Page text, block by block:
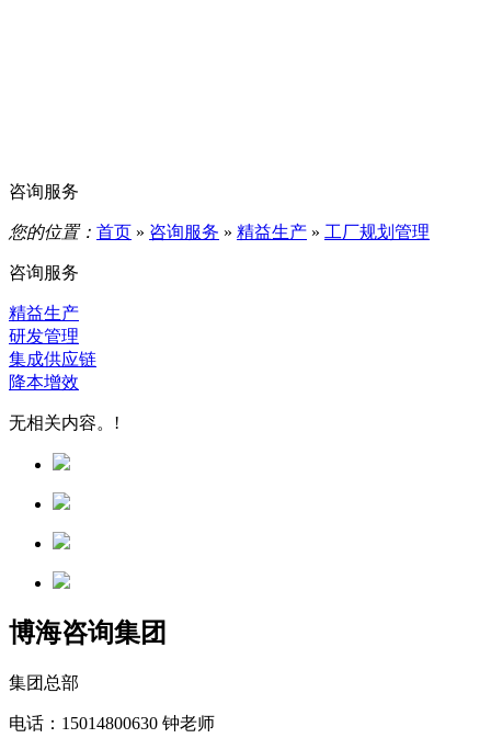
咨询服务
您的位置： 首页 » 咨询服务 » 精益生产 » 工厂规划管理
咨询服务
精益生产
研发管理
集成供应链
降本增效
无相关内容。!
博海咨询集团
集团总部
电话：15014800630 钟老师